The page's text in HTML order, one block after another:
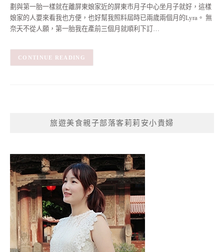
劃與第一胎一樣就在離屏東娘家近的屏東市月子中心坐月子就好，這樣
娘家的人要來看我也方便，也好幫我照料屆時已兩歲兩個月的Lyra。 無
奈天不從人願，第一胎我在產前三個月就順利下訂…
CONTINUE READING
旅遊美食親子部落客莉莉安小貴婦